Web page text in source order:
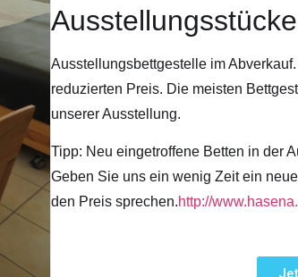
Ausstellungsstücke
Ausstellungsbettgestelle im
reduzierten Preis. Die meisten
unserer Ausstellung.
Tipp: Neu eingetroffene Betten in der
Geben Sie uns ein wenig Zeit ein
den Preis sprechen.http://